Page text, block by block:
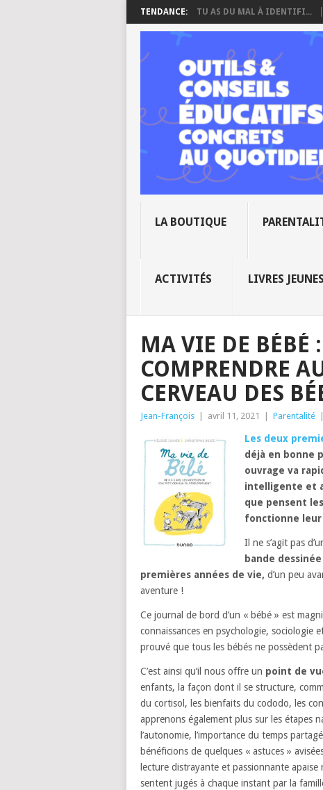
TENDANCE: TU AS DU MAL À IDENTIFI...
LA BOUTIQUE
ACTIVITÉS LIVRES
MA VIE DE BÉBÉ
COMPRENDRE
CERVEAU DES
Jean-François avril 11, 2021 Parentalité
Les deux
déjà en bonne
ouvrage va
intelligente et
que pensent
fonctionne
Il ne s’agit pas
bande dessinée
premières années de vie, d’un peu
aventure !
Ce journal de bord d’un « bébé » est
connaissances en psychologie, sociologie
prouvé que tous les bébés ne possèdent
C’est ainsi qu’il nous offre un point de
enfants, la façon dont il se structure,
du cortisol, les bienfaits du cododo, les
apprenons également plus sur les étapes
l’autonomie, l’importance du temps
bénéficions de quelques « astuces »
lecture distrayante et passionnante
sentent jugés à chaque instant par la